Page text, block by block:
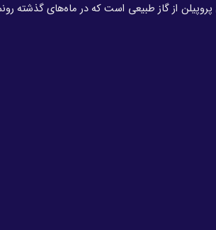
از گاز طبیعی است که در ماه‌های گذشته